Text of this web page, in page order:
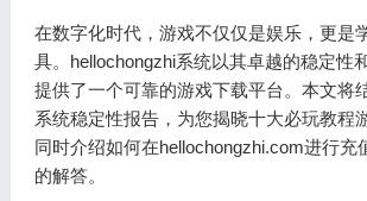
在数字化时代，游戏不仅仅是娱乐，更是
具。hellochongzhi系统以其卓越的稳定性
提供了一个可靠的游戏下载平台。本文将
系统稳定性报告，为您揭晓十大必玩教程
同时介绍如何在hellochongzhi.com进行充
的解答。